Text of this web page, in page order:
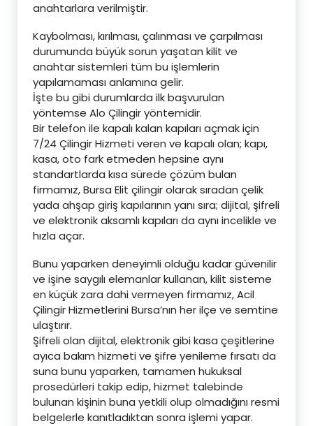
anahtarlara verilmiştir.
Kaybolması, kırılması, çalınması ve çarpılması
durumunda büyük sorun yaşatan kilit ve
anahtar sistemleri tüm bu işlemlerin
yapılamaması anlamına gelir.
İşte bu gibi durumlarda ilk başvurulan
yöntemse Alo Çilingir yöntemidir.
Bir telefon ile kapalı kalan kapıları açmak için
7/24 Çilingir Hizmeti veren ve kapalı olan; kapı,
kasa, oto fark etmeden hepsine aynı
standartlarda kısa sürede çözüm bulan
firmamız, Bursa Elit çilingir olarak sıradan çelik
yada ahşap giriş kapılarının yanı sıra; dijital, şifreli
ve elektronik aksamlı kapıları da aynı incelikle ve
hızla açar.
Bunu yaparken deneyimli olduğu kadar güvenilir
ve işine saygılı elemanlar kullanan, kilit sisteme
en küçük zara dahi vermeyen firmamız, Acil
Çilingir Hizmetlerini Bursa’nın her ilçe ve semtine
ulaştırır.
Şifreli olan dijital, elektronik gibi kasa çeşitlerine
ayıca bakım hizmeti ve şifre yenileme fırsatı da
suna bunu yaparken, tamamen hukuksal
prosedürleri takip edip, hizmet talebinde
bulunan kişinin buna yetkili olup olmadığını resmi
belgelerle kanıtladıktan sonra işlemi yapar.